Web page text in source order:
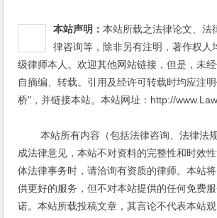
本站声明：本站所载之法律论文、法
律咨询等，除非另有注明，著作权人
级律师本人。欢迎其他网站链接，但是，未
自摘编、转载。引用及经许可转载时均应注
桥"，并链接本站。本站网址：http://
本站所有内容（包括法律咨询、法律法
成法律意见，本站不对资料的完整性和时效
体法律事务时，请洽询有资质的律师。本站
供更好的服务，但不对本站提供的任何免费
诺。本站所载投稿文章，其言论不代表本站